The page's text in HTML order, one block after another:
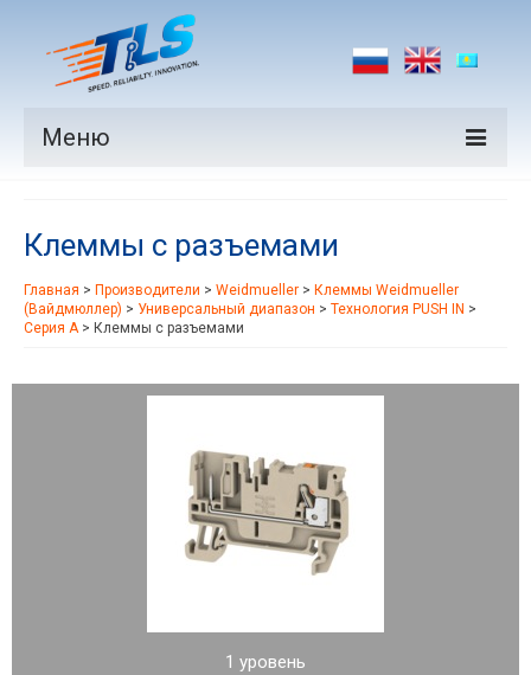
Меню
Производители
Рынки
Клеммы с разъемами
Главная > Производители > Weidmueller > Клеммы Weidmueller
(Вайдмюллер) > Универсальный диапазон > Технология PUSH IN >
Серия A> Клеммы с разъемами
1 уровень